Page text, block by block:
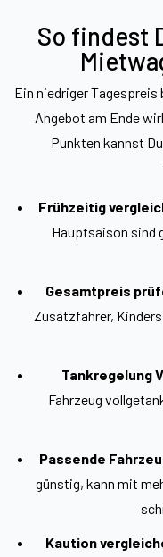
So findest
Ein niedriger
Angebot am Ende
Punkten kannst
Frühzeitig
Hauptsaison sind
Gesamtpreis
Zusatzfahrer,
Tankregelung
Fahrzeug
Passende
günstig, kann mit
Kaution